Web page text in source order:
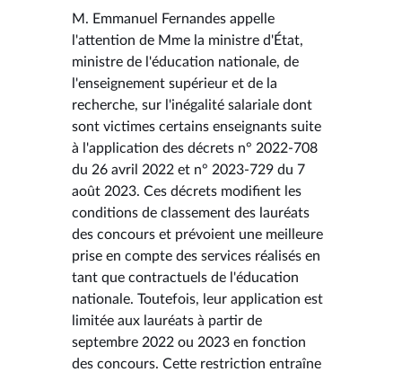
M. Emmanuel Fernandes appelle
l'attention de Mme la ministre d'État,
ministre de l'éducation nationale, de
l'enseignement supérieur et de la
recherche, sur l'inégalité salariale dont
sont victimes certains enseignants suite
à l'application des décrets n° 2022-708
du 26 avril 2022 et n° 2023-729 du 7
août 2023. Ces décrets modifient les
conditions de classement des lauréats
des concours et prévoient une meilleure
prise en compte des services réalisés en
tant que contractuels de l'éducation
nationale. Toutefois, leur application est
limitée aux lauréats à partir de
septembre 2022 ou 2023 en fonction
des concours. Cette restriction entraîne